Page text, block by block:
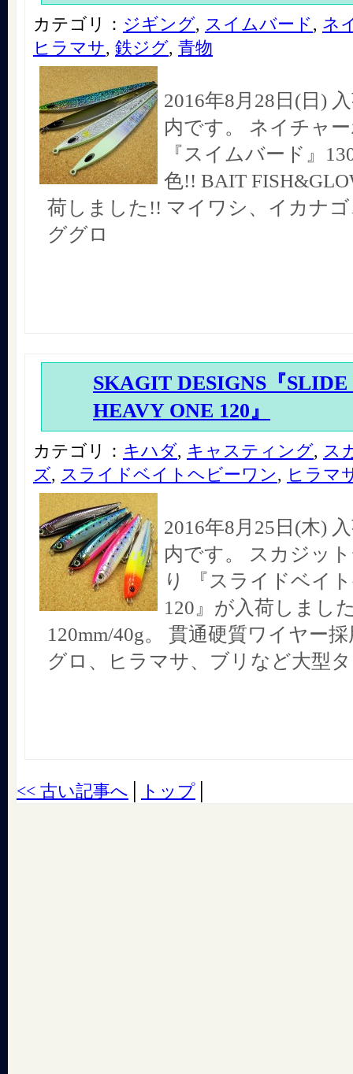
カテゴリ： ジギング, スイムバード , ネ
ヒラマサ, 鉄ジグ, 青物
2016年8月28日(日)
内です。 ネイチャ
『スイムバード』
色!! BAIT
荷しました!! マイワシ、イカナ
ググロ
SKAGIT DESIGNS『
HEAVY ONE 120』
カテゴリ： キハダ, キャスティング, ス
ズ, スライドベイトヘビーワン, ヒラマ
2016年8月25日(木)
内です。 スカジッ
り 『スライドベイ
120』が入荷しまし
120mm/40g。 貫通硬質ワイヤー
グロ、ヒラマサ、ブリなど大型
<< 古い記事へ トップ